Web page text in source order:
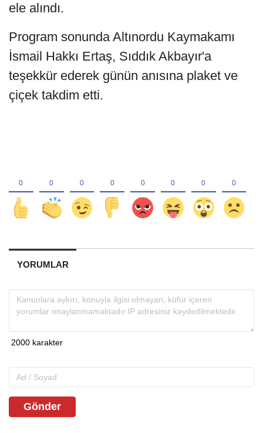
ele alındı.
Program sonunda Altınordu Kaymakamı
İsmail Hakkı Ertaş, Sıddık Akbayır'a
teşekkür ederek günün anısına plaket ve
çiçek takdim etti.
YORUMLAR
Gönder